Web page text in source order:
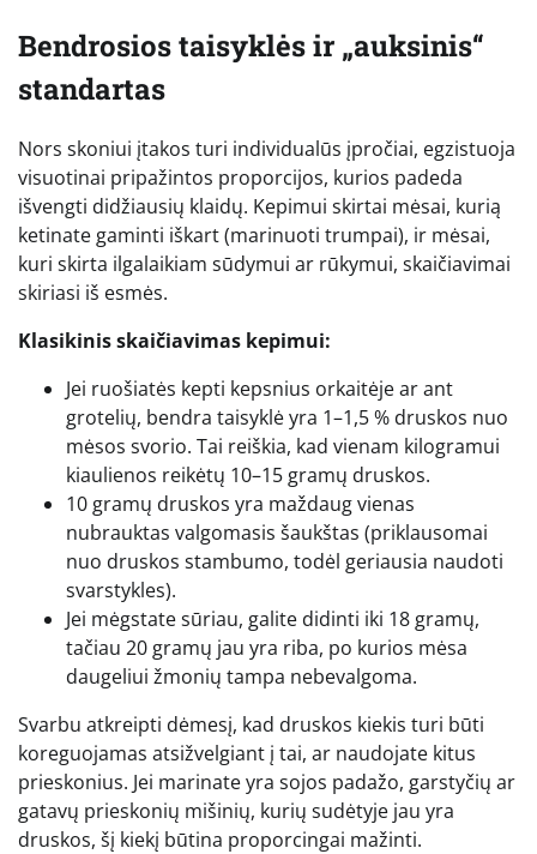
Bendrosios taisyklės ir „auksinis“
standartas
Nors skoniui įtakos turi individualūs įpročiai, egzistuoja
visuotinai pripažintos proporcijos, kurios padeda
išvengti didžiausių klaidų. Kepimui skirtai mėsai, kurią
ketinate gaminti iškart (marinuoti trumpai), ir mėsai,
kuri skirta ilgalaikiam sūdymui ar rūkymui, skaičiavimai
skiriasi iš esmės.
Klasikinis skaičiavimas kepimui:
Jei ruošiatės kepti kepsnius orkaitėje ar ant
grotelių, bendra taisyklė yra 1–1,5 % druskos nuo
mėsos svorio. Tai reiškia, kad vienam kilogramui
kiaulienos reikėtų 10–15 gramų druskos.
10 gramų druskos yra maždaug vienas
nubrauktas valgomasis šaukštas (priklausomai
nuo druskos stambumo, todėl geriausia naudoti
svarstykles).
Jei mėgstate sūriau, galite didinti iki 18 gramų,
tačiau 20 gramų jau yra riba, po kurios mėsa
daugeliui žmonių tampa nebevalgoma.
Svarbu atkreipti dėmesį, kad druskos kiekis turi būti
koreguojamas atsižvelgiant į tai, ar naudojate kitus
prieskonius. Jei marinate yra sojos padažo, garstyčių ar
gatavų prieskonių mišinių, kurių sudėtyje jau yra
druskos, šį kiekį būtina proporcingai mažinti.